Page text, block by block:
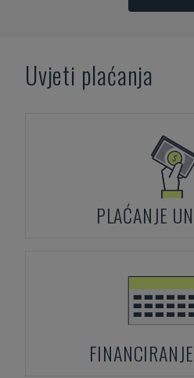
Uvjeti plaćanja
PLAĆANJE